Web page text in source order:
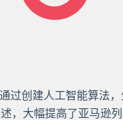
过创建人工智能算法
，大幅提高了亚马逊列